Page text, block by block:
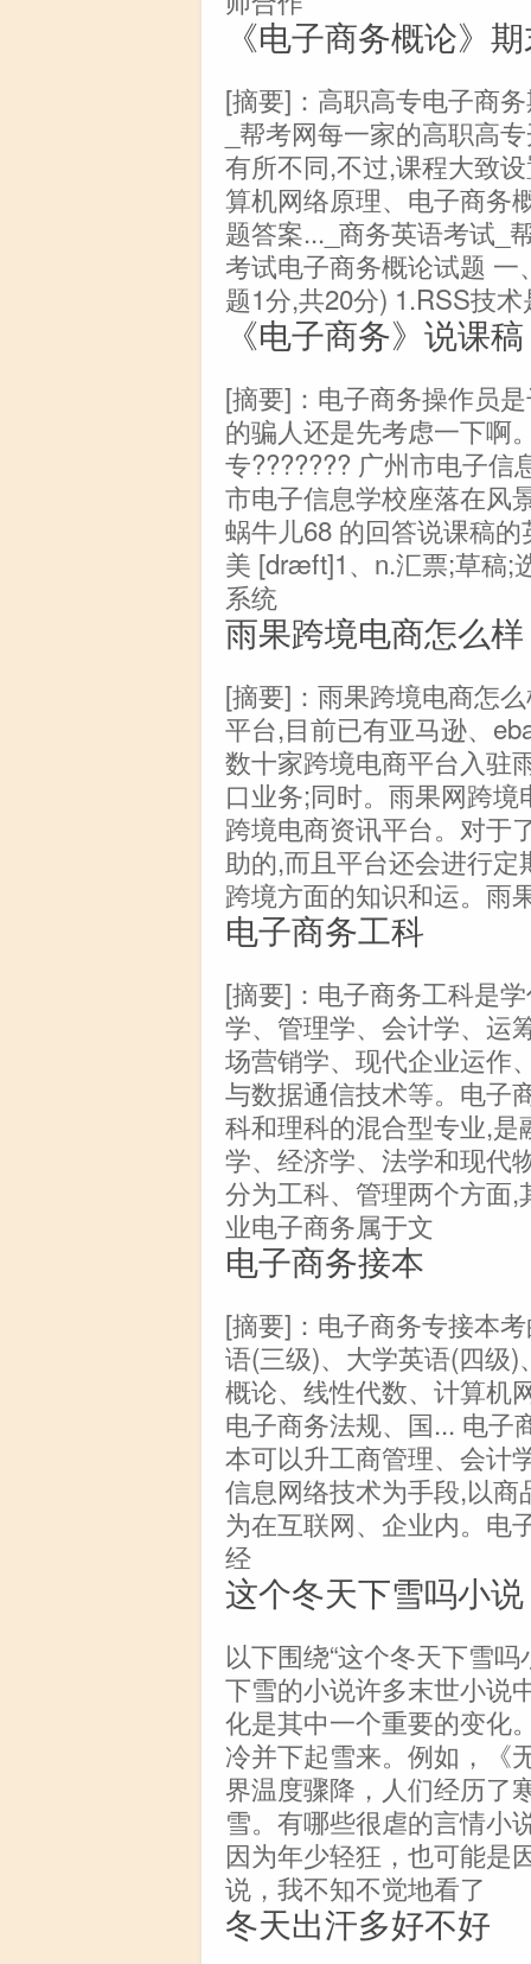
《电子商务概论》
[摘要]：高职高专电子商
_帮考网每一家的高职高
有所不同,不过,课程大致
算机网络原理、电子商务
题答案..._商务英语考试_
考试电子商务概论试题
题1分,共20分) 1.RSS技
《电子商务》说课稿
[摘要]：电子商务操作员
的骗人还是先考虑一下啊
专??????? 广州市电子信
市电子信息学校座落在风
蜗牛儿68 的回答说课稿
美 [dræft]1、n.汇票;草稿;
系统
雨果跨境电商怎么样
[摘要]：雨果跨境电商怎
平台,目前已有亚马逊、
数十家跨境电商平台入驻
口业务;同时。雨果网跨
跨境电商资讯平台。对于
助的,而且平台还会进行
跨境方面的知识和运。雨
电子商务工科
[摘要]：电子商务工科是
学、管理学、会计学、运
场营销学、现代企业运作
与数据通信技术等。电子
科和理科的混合型专业,
学、经济学、法学和现代
分为工科、管理两个方面
业电子商务属于文
电子商务接本
[摘要]：电子商务专接本
语(三级)、大学英语(四级
概论、线性代数、计算机
电子商务法规、国... 电子
本可以升工商管理、会计
信息网络技术为手段,以
为在互联网、企业内。电
经
这个冬天下雪吗小说
以下围绕“这个冬天下雪
下雪的小说许多末世小说
化是其中一个重要的变化
冷并下起雪来。例如，《
界温度骤降，人们经历了
雪。有哪些很虐的言情小
因为年少轻狂，也可能是
说，我不知不觉地看了
冬天出汗多好不好